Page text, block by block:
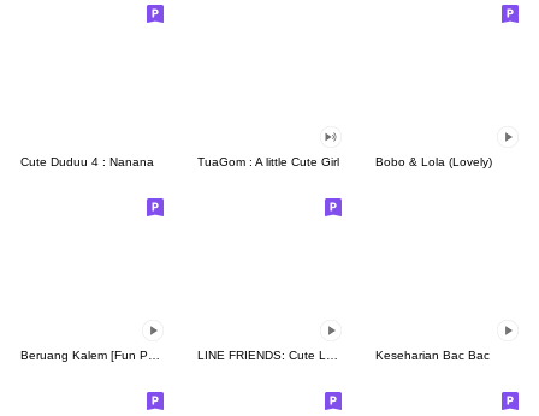
Cute Duduu 4 : Nanana TuaGom : A little Cute Girl Bobo & Lola (Lovely)
Beruang Kalem [Fun Pack] LINE FRIENDS: Cute Loving Expressions Keseharian Bac Bac